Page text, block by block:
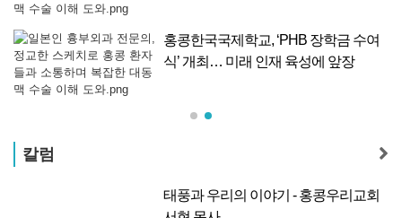
홍콩한국국제학교, ‘PHB 장학금 수여
식’ 개최… 미래 인재 육성에 앞장
칼럼
태풍과 우리의 이야기 - 홍콩우리교회